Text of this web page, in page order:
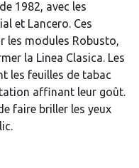
1982, avec les
et Lancero. Ces
les modules Robusto,
la Linea Clasica. Les
les feuilles de tabac
affinant leur goût.
faire briller les yeux